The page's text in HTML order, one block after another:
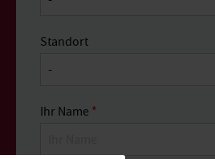
Standort
Ihr Name *